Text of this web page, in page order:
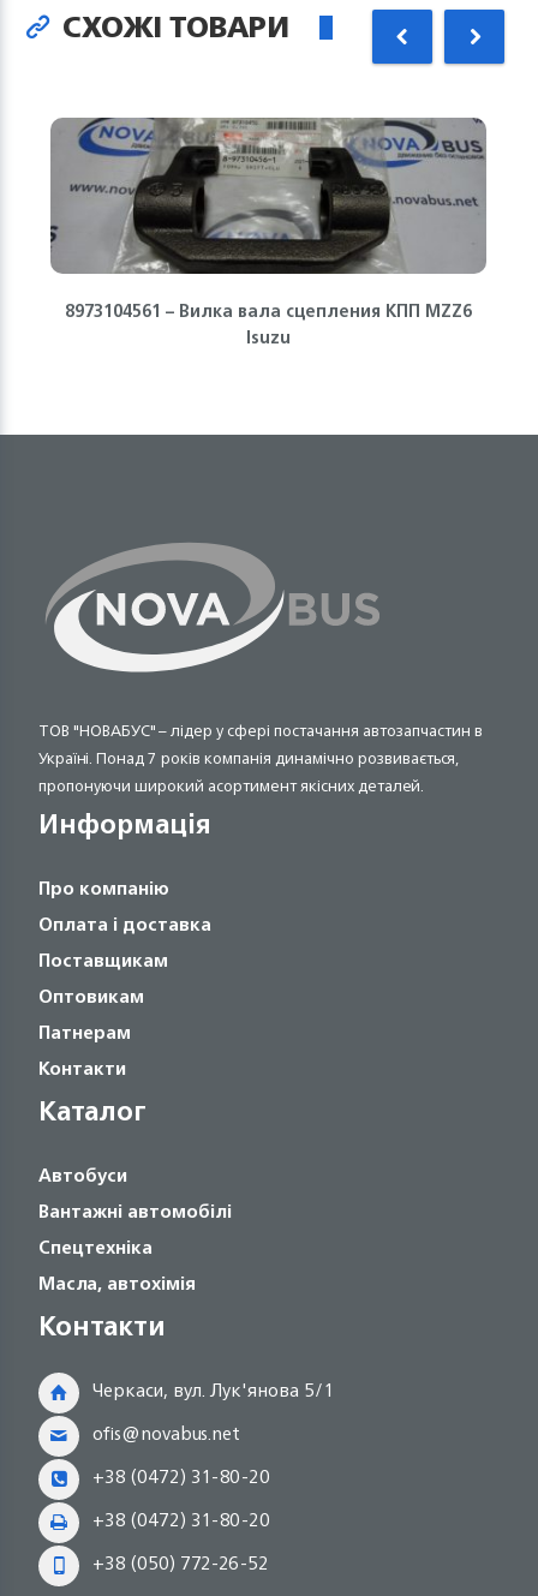
СХОЖІ ТОВАРИ
8973104561 – Вилка вала сцепления КПП MZZ6
Isuzu
ТОВ "НОВАБУС" – лідер у сфері постачання автозапчастин в
Україні. Понад 7 років компанія динамічно розвивається,
пропонуючи широкий асортимент якісних деталей.
Информація
Про компанію
Оплата і доставка
Поставщикам
Оптовикам
Патнерам
Контакти
Каталог
Автобуси
Вантажні автомобілі
Спецтехніка
Масла, автохімія
Контакти
Черкаси, вул. Лук'янова 5/1
ofis@novabus.net
+38 (0472) 31-80-20
+38 (0472) 31-80-20
+38 (050) 772-26-52